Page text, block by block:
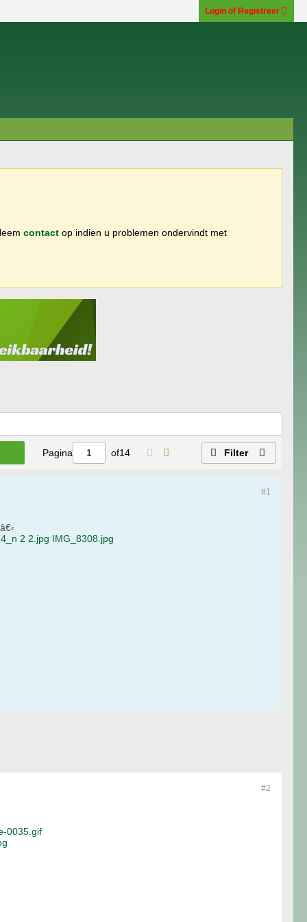
Login of Registreer
contact op indien u problemen ondervindt met
Pagina of14 Filter
#1
â€‹
2 2.jpg IMG_8308.jpg
#2
0035.gif